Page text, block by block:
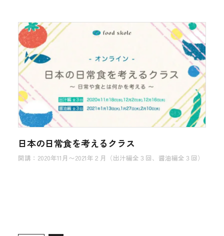
日本の日常食を考えるクラス
開講：2020年11月〜2021年２月（出汁編全３回、醤油編全３回）